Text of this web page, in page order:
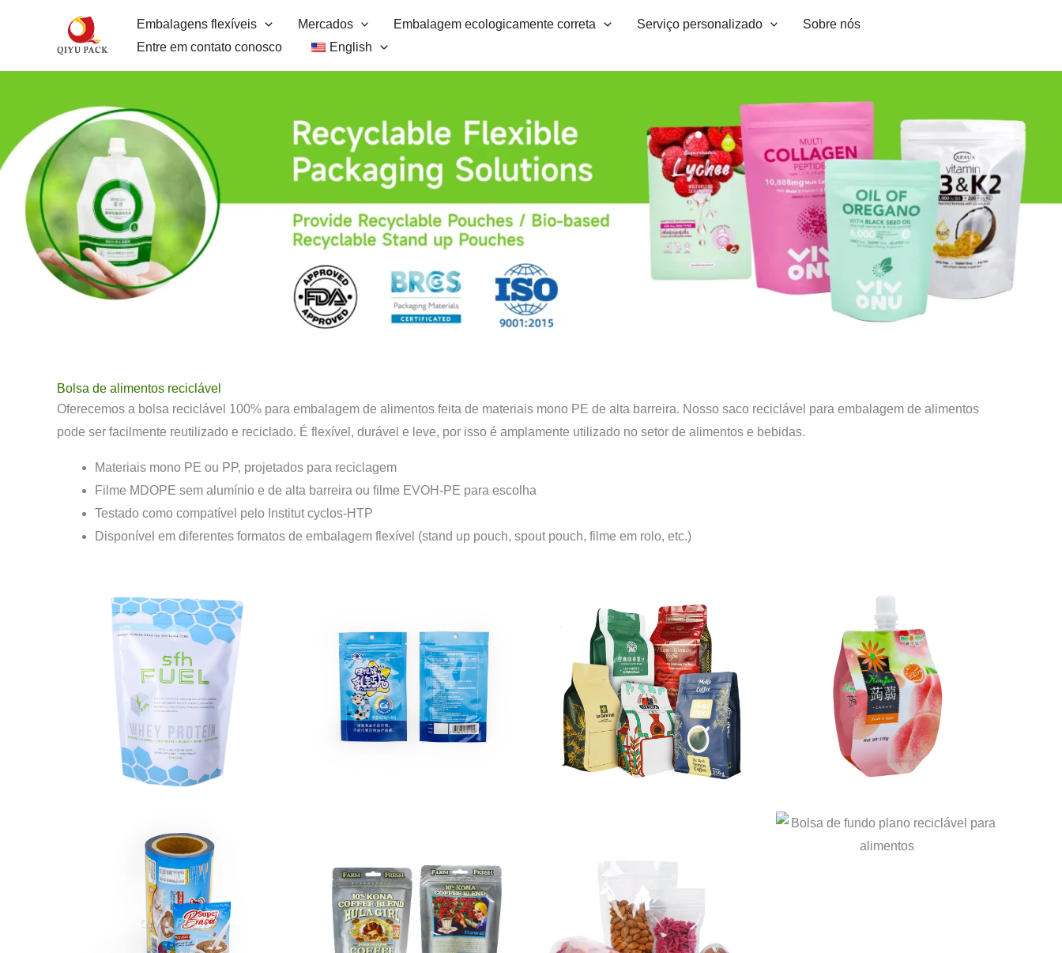
Embalagens flexíveis Mercados Embalagem ecologicamente correta Serviço personalizado
Sobre nós
Entre em contato conosco
English
Bolsa de alimentos reciclável
Oferecemos a bolsa reciclável 100% para embalagem de alimentos feita de materiais mono PE de alta barreira. Nosso saco reciclável para embalagem de alimentos
pode ser facilmente reutilizado e reciclado. É flexível, durável e leve, por isso é amplamente utilizado no setor de alimentos e bebidas.
Materiais mono PE ou PP, projetados para reciclagem
Filme MDOPE sem alumínio e de alta barreira ou filme EVOH-PE para escolha
Testado como compatível pelo Institut cyclos-HTP
Disponível em diferentes formatos de embalagem flexível (stand up pouch, spout pouch, filme em rolo, etc.)